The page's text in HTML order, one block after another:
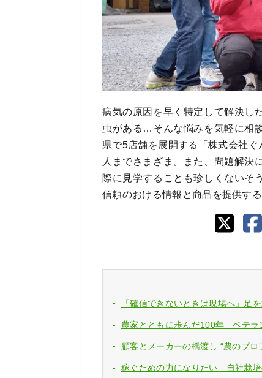
病気の原因を早く特定して解決し
虫がある…そんな悩みを気軽に相
県で5店舗を展開する「株式会社
人までさまざま。また、問題解決
際に見学することも珍しくないそ
信頼のおける情報と商品を提供す
「確信できないときは現場へ」足
農家とともに歩んだ100年 ベテラ
顧客とメーカーの橋渡し “農のプロ
稼ぐための力になりたい 自社栽